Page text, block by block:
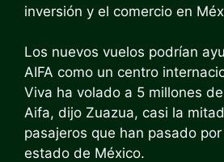
inversión y el comercio en
Los nuevos vuelos podrían
AIFA como un centro
Viva ha volado a 5 millones
Aifa, dijo Zuazua, casi la
pasajeros que han pasado
estado de México.